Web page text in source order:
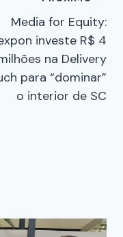
Media for Equity:
investe R$ 4
na Delivery
para “dominar”
o interior de SC